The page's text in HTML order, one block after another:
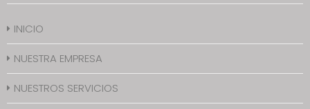
INICIO
NUESTRA EMPRESA
NUESTROS SERVICIOS